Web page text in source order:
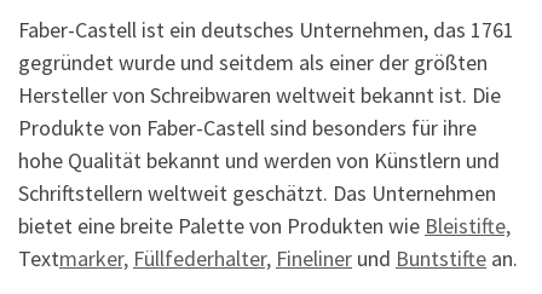
Faber-Castell ist ein deutsches Unternehmen, das 1761
gegründet wurde und seitdem als einer der größten
Hersteller von Schreibwaren weltweit bekannt ist. Die
Produkte von Faber-Castell sind besonders für ihre
hohe Qualität bekannt und werden von Künstlern und
Schriftstellern weltweit geschätzt. Das Unternehmen
bietet eine breite Palette von Produkten wie Bleistifte,
Textmarker, Füllfederhalter, Fineliner und Buntstifte an.